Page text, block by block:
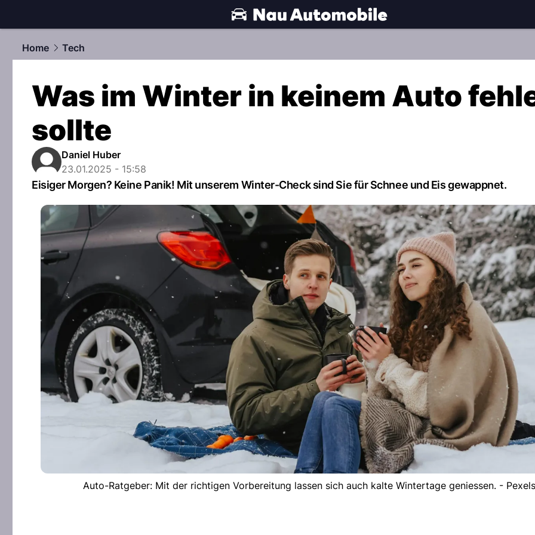
automobile.NAU.ch
Home
Tech
Was im Winter in keinem Auto
sollte
Daniel Huber
23.01.2025 - 15:58
Eisiger Morgen? Keine Panik! Mit unserem Winter-Check sind Sie für Schnee und Eis gewappnet.
Auto-Ratgeber: Mit der richtigen Vorbereitung lassen sich auch kalte Wintertage geniessen. - Pexels